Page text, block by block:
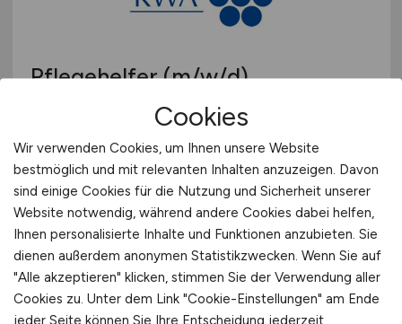
Pflegehelfer(m/w/d)
KWA Stift Urbana im Stadtgarten
27.07.2026
Bottrop
Cookies
Wir verwenden Cookies, um Ihnen unsere Website
bestmöglich und mit relevanten Inhalten anzuzeigen. Davon
sind einige Cookies für die Nutzung und Sicherheit unserer
Website notwendig, während andere Cookies dabei helfen,
Ihnen personalisierte Inhalte und Funktionen anzubieten. Sie
dienen außerdem anonymen Statistikzwecken. Wenn Sie auf
"Alle akzeptieren" klicken, stimmen Sie der Verwendung aller
Cookies zu. Unter dem Link "Cookie-Einstellungen" am Ende
jeder Seite können Sie Ihre Entscheidung jederzeit